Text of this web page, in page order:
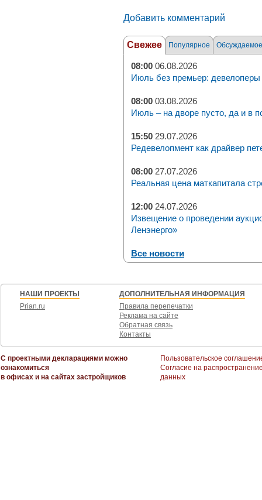
Добавить комментарий
Свежее Популярное Обсуждаемое
08:00 06.08.2026
Июль без премьер: девелоперы
08:00 03.08.2026
Июль – на дворе пусто, да и в
15:50 29.07.2026
Редевелопмент как драйвер
08:00 27.07.2026
Реальная цена маткапитала
12:00 24.07.2026
Извещение о проведении
Ленэнерго»
Все новости
НАШИ ПРОЕКТЫ
Prian.ru
ДОПОЛНИТЕЛЬНАЯ ИНФОРМАЦИЯ
Правила перепечатки
Реклама на сайте
Обратная связь
Контакты
С проектными декларациями можно
ознакомиться
в офисах и на сайтах застройщиков
Пользовательское
Согласие на
данных